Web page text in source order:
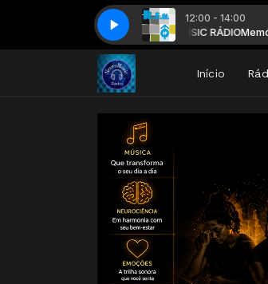
12:00 - 14:00
Musicais com NEUROMUSIC RÁDIOMemórias
R.E.M. - At My Most Beautiful R.E.M. - At My
Início